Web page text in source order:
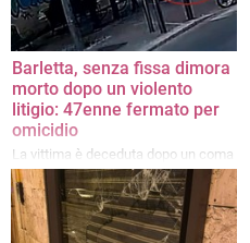
Barletta, senza fissa dimora
morto dopo un violento
litigio: 47enne fermato per
omicidio
La vittima è deceduta dopo un coma
indotto da gravi lesioni cerebrali